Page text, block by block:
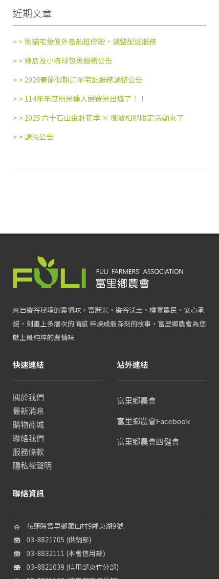
近期文章
> > 黑貓宅急便外島船班停駛，調整配送服務
> >綠島及小琉球包裹服務公告
> > 2026春節假期訂單宅配服務調整公告
> > 114年年度稻米達人競賽米出爐了！！
> > 2025 六十石山金針花季 × 咖波相遇限定活動來了
> >調漲公告
來自縱谷秘境的農情味，富麗米。縱谷沃土、樸實農民、安心承
諾，刻畫上多層次的情感 粹煉成最深刻的故事，富里鄉農會為您
獻上最純粹的農情味
快速連結
關於我們
最新消息
購物商城
聯絡我們
服務條款
隱私權聲明
站外連結
富里鄉農會
富里鄉農會Facebook
富里鄉農會四健會
聯絡資訊
花蓮縣富里鄉羅山村9鄰東湖9號
03-8821705 (供銷部)
03-8832111 (本會信用部)
03-8821039 (信用部東竹分部)